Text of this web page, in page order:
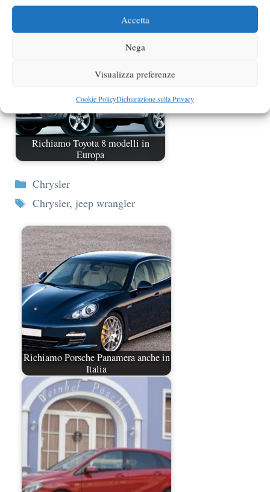
Accetta
Nega
Visualizza preferenze
Cookie PolicyDichiarazione sulla Privacy
illegale
Richiamo Toyota 8 modelli in
Europa
Categorie
Chrysler
Tag
Chrysler, jeep wrangler
Richiamo Porsche Panamera anche in
Italia